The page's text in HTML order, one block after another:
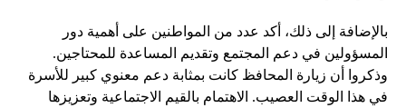
بالإضافة إلى ذلك، أكد عدد من المواطنين على أهمية دور
المسؤولين في دعم المجتمع وتقديم المساعدة للمحتاجين.
وذكروا أن زيارة المحافظ كانت بمثابة دعم معنوي كبير للأسرة
في هذا الوقت العصيب. الاهتمام بالقيم الاجتماعية وتعزيزها